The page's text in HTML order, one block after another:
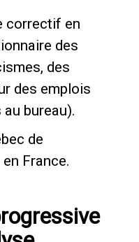
correctif en
des
des
des emplois
bureau).
de
France.